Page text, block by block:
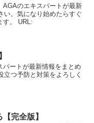
AGAのエキスパートが最新
い。気になり始めたらすぐ
す。 URL:
ートが最新情報をまとめ
つ予防と対策をよろしく
完全版】